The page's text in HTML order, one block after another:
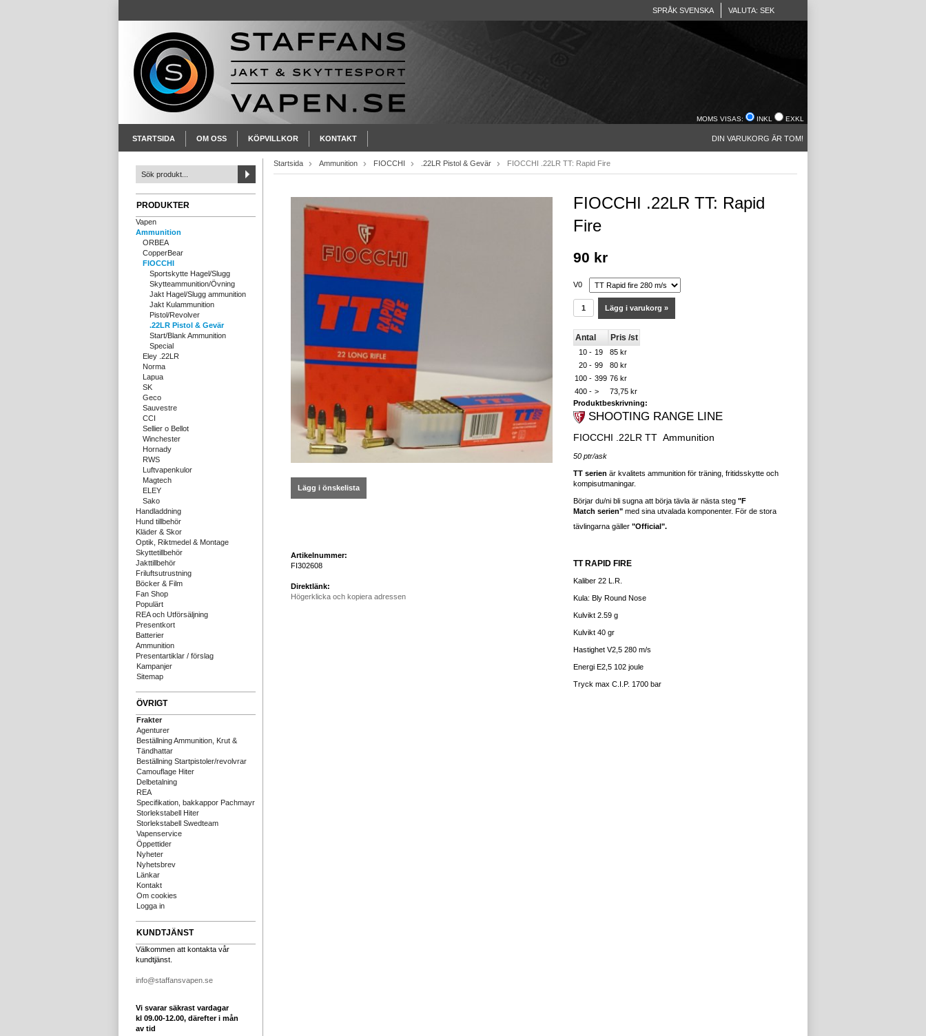
SPRÅK SVENSKA VALUTA: SEK
MOMS VISAS: INKL EXKL
STARTSIDA OM OSS KÖPVILLKOR KONTAKT DIN VARUKORG ÄR TOM!
PRODUKTER
Vapen
Ammunition
ORBEA
CopperBear
FIOCCHI
Sportskytte Hagel/Slugg
Skytteammunition/Övning
Jakt Hagel/Slugg ammunition
Jakt Kulammunition
Pistol/Revolver
.22LR Pistol & Gevär
Start/Blank Ammunition
Special
Eley .22LR
Norma
Lapua
SK
Geco
Sauvestre
CCI
Sellier o Bellot
Winchester
Hornady
RWS
Luftvapenkulor
Magtech
ELEY
Sako
Handladdning
Hund tillbehör
Kläder & Skor
Optik, Riktmedel & Montage
Skyttetillbehör
Jakttillbehör
Friluftsutrustning
Böcker & Film
Fan Shop
Populärt
REA och Utförsäljning
Presentkort
Batterier
Ammunition
Presentartiklar / förslag
Kampanjer
Sitemap
ÖVRIGT
Frakter
Agenturer
Beställning Ammunition, Krut &
Tändhattar
Beställning Startpistoler/revolvrar
Camouflage Hiter
Delbetalning
REA
Specifikation, bakkappor Pachmayr
Storlekstabell Hiter
Storlekstabell Swedteam
Vapenservice
Öppettider
Nyheter
Nyhetsbrev
Länkar
Kontakt
Om cookies
Logga in
KUNDTJÄNST
Välkommen att kontakta vår
kundtjänst.
info@staffansvapen.se
Vi svarar säkrast vardagar
kl 09.00-12.00, därefter i mån
av tid
Startsida Ammunition FIOCCHI .22LR Pistol & Gevär FIOCCHI .22LR TT: Rapid Fire
Lägg i önskelista
Artikelnummer:
FI302608
Direktlänk:
Högerklicka och kopiera adressen
FIOCCHI .22LR TT: Rapid
Fire
90 kr
V0
Lägg i varukorg »
Antal Pris /st
10 - 19
85 kr
20 - 99
80 kr
100 - 399 76 kr
400 - >
73,75 kr
Produktbeskrivning:
SHOOTING RANGE LINE
FIOCCHI .22LR TT Ammunition
50 ptr/ask
TT serien är kvalitets ammunition för träning, fritidsskytte och
kompisutmaningar.
Börjar du/ni bli sugna att börja tävla är nästa steg "F
Match serien" med sina utvalada komponenter. För de stora
tävlingarna gäller "Official".
TT RAPID FIRE
Kaliber 22 L.R.
Kula: Bly Round Nose
Kulvikt 2.59 g
Kulvikt 40 gr
Hastighet V2,5 280 m/s
Energi E2,5 102 joule
Tryck max C.I.P. 1700 bar